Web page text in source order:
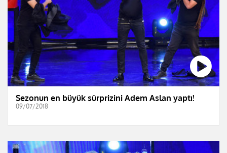
Sezonun en büyük sürprizini Adem Aslan yaptı!
09/07/2018